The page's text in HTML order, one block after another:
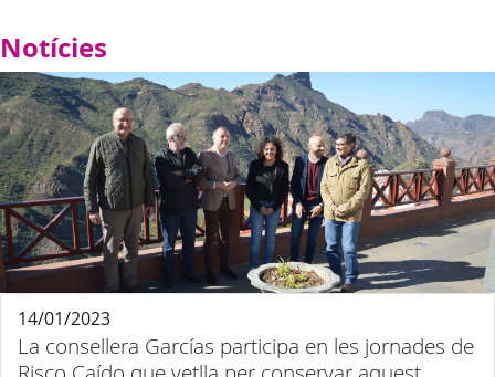
Notícies
La consellera Garcías participa en les jornades de
14/01/2023